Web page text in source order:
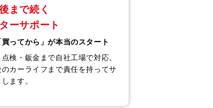
まで続く
ーサポート
ってから」が本当のスタート
検・鈑金まで自社工場で対応。
のカーライフまで責任を持ってサ
ます。